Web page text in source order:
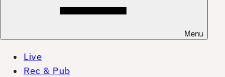
Menu
Live
Rec & Pub